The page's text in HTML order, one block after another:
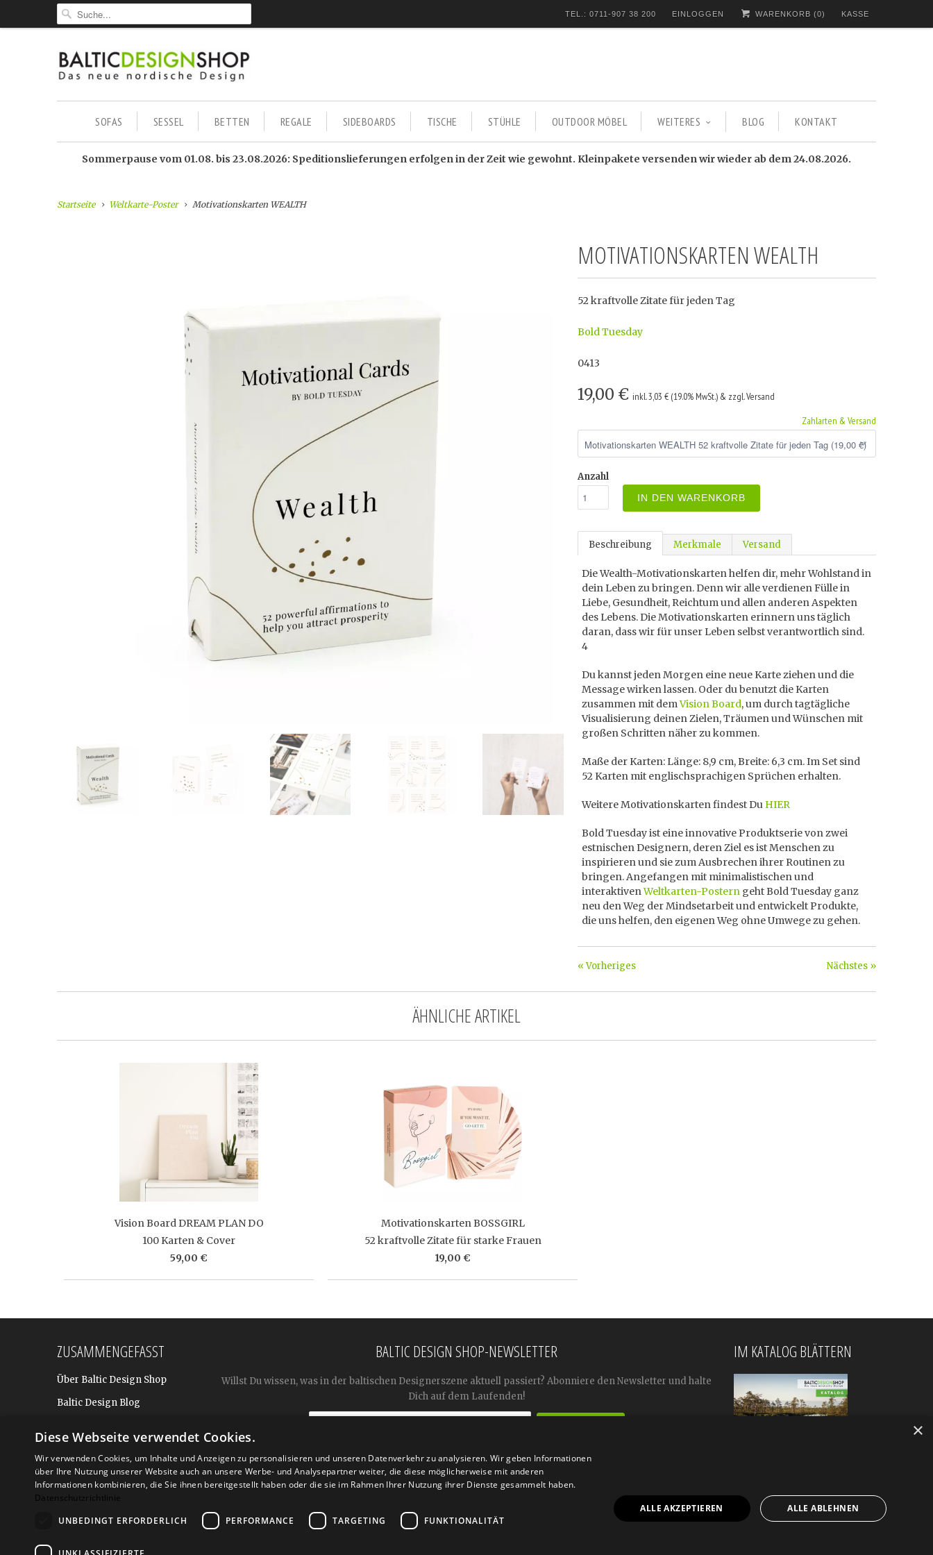
TEL.: 0711-907 38 200 EINLOGGEN WARENKORB (0) KASSE
SOFAS SESSEL BETTEN REGALE SIDEBOARDS TISCHE STÜHLE OUTDOOR MÖBEL WEITERES BLOG KONTAKT
Sommerpause vom 01.08. bis 23.08.2026: Speditionslieferungen erfolgen in der Zeit wie gewohnt. Kleinpakete versenden wir wieder ab dem 24.08.2026.
Startseite Weltkarte-Poster Motivationskarten WEALTH
MOTIVATIONSKARTEN WEALTH
52 kraftvolle Zitate für jeden Tag
Bold Tuesday
0413
19,00 € inkl. 3,03 € (19.0% MwSt.) & zzgl. Versand
Zahlarten & Versand
Anzahl
IN DEN WARENKORB
Beschreibung Merkmale Versand
Die Wealth-Motivationskarten helfen dir, mehr Wohlstand in
dein Leben zu bringen. Denn wir alle verdienen Fülle in
Liebe, Gesundheit, Reichtum und allen anderen Aspekten
des Lebens. Die Motivationskarten erinnern uns täglich
daran, dass wir für unser Leben selbst verantwortlich sind.
4
Du kannst jeden Morgen eine neue Karte ziehen und die
Message wirken lassen. Oder du benutzt die Karten
zusammen mit demVision Board, um durch tagtägliche
Visualisierung deinen Zielen, Träumen und Wünschen mit
großen Schritten näher zu kommen.
Maße der Karten: Länge: 8,9 cm, Breite: 6,3 cm. Im Set sind
52 Karten mit englischsprachigen Sprüchen erhalten.
Weitere Motivationskarten findest Du HIER
Bold Tuesday ist eine innovative Produktserie von zwei
estnischen Designern, deren Ziel es ist Menschen zu
inspirieren und sie zum Ausbrechen ihrer Routinen zu
bringen. Angefangen mit minimalistischen und
interaktivenWeltkarten-Postern geht Bold Tuesday ganz
neu den Weg der Mindsetarbeit und entwickelt Produkte,
die uns helfen, den eigenen Weg ohne Umwege zu gehen.
Nächstes »
« Vorheriges
ÄHNLICHE ARTIKEL
Vision Board DREAM PLAN DO
100 Karten & Cover
59,00 €
Motivationskarten BOSSGIRL
52 kraftvolle Zitate für starke Frauen
19,00 €
ZUSAMMENGEFASST
Über Baltic Design Shop
Baltic Design Blog
Für BtoB: Design Geschenke
Shop
BALTIC DESIGN SHOP-NEWSLETTER
Willst Du wissen, was in der baltischen Designerszene aktuell passiert? Abonniere den Newsletter und halte
Dich auf dem Laufenden!

IM KATALOG BLÄTTERN
×
Diese Webseite verwendet Cookies.
Wir verwenden Cookies, um Inhalte und Anzeigen zu personalisieren und unseren Datenverkehr zu analysieren. Wir geben Informationen
über Ihre Nutzung unserer Website auch an unsere Werbe- und Analysepartner weiter, die diese möglicherweise mit anderen
Informationen kombinieren, die Sie ihnen bereitgestellt haben oder die sie im Rahmen Ihrer Nutzung ihrer Dienste gesammelt haben.
Datenschutzrichtlinie
UNBEDINGT ERFORDERLICH
PERFORMANCE TARGETING FUNKTIONALITÄT
ALLE AKZEPTIEREN ALLE ABLEHNEN